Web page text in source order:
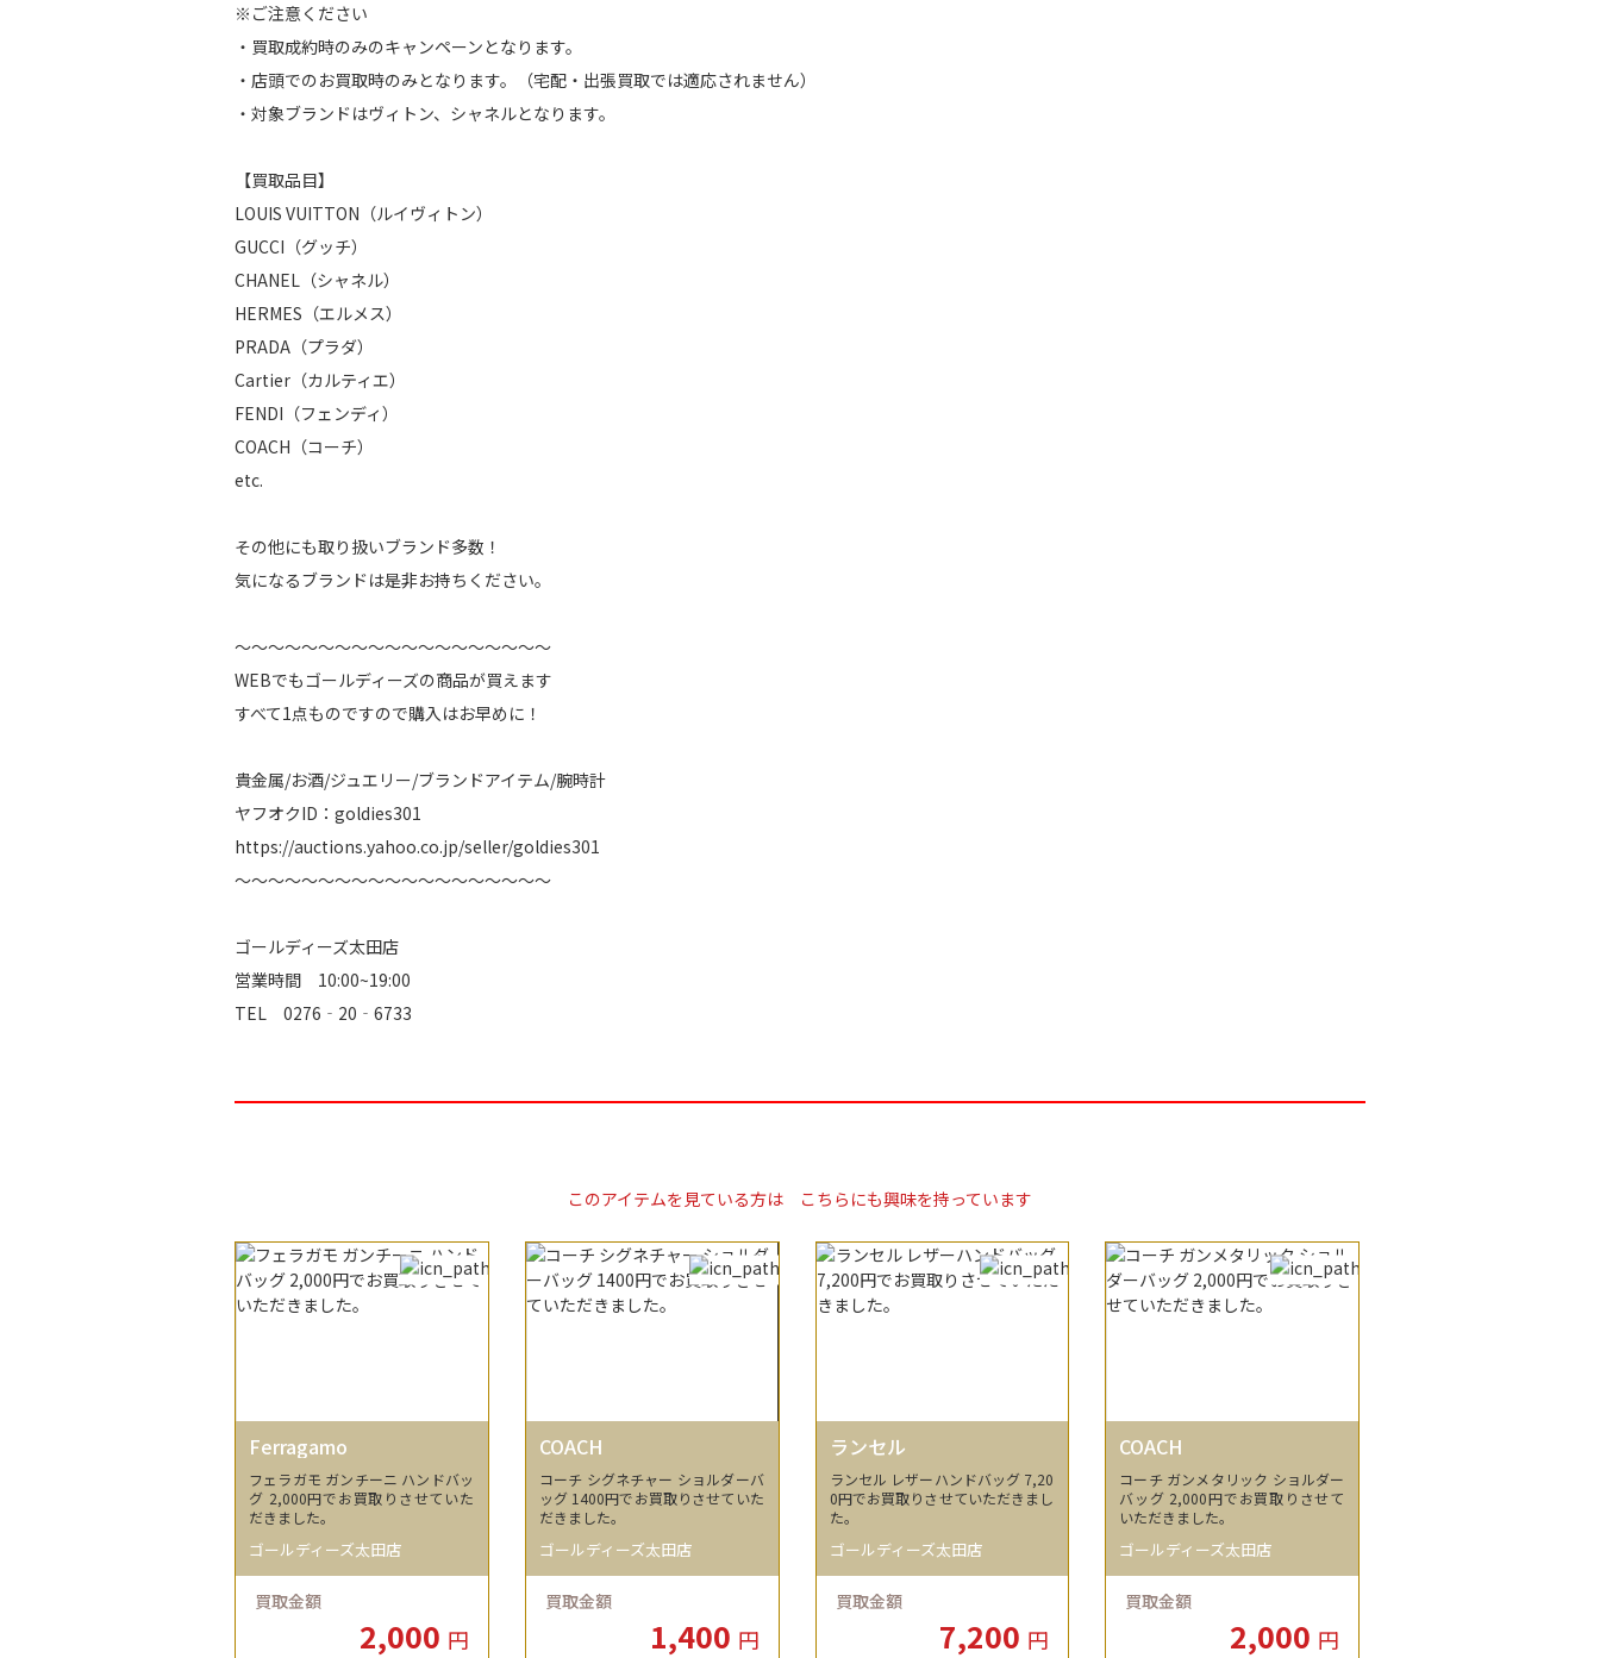
※ご注意ください
・買取成約時のみのキャンペーンとなります。
・店頭でのお買取時のみとなります。（宅配・出張買取では適応されません）
・対象ブランドはヴィトン、シャネルとなります。
【買取品目】
LOUIS VUITTON（ルイヴィトン）
GUCCI（グッチ）
CHANEL（シャネル）
HERMES（エルメス）
PRADA（プラダ）
Cartier（カルティエ）
FENDI（フェンディ）
COACH（コーチ）
etc.
その他にも取り扱いブランド多数！
気になるブランドは是非お持ちください。
～～～～～～～～～～～～～～～～～～～
WEBでもゴールディーズの商品が買えます
すべて1点ものですので購入はお早めに！
貴金属/お酒/ジュエリー/ブランドアイテム/腕時計
ヤフオクID：goldies301
https://auctions.yahoo.co.jp/seller/goldies301
～～～～～～～～～～～～～～～～～～～
ゴールディーズ太田店
営業時間 10:00~19:00
TEL 0276‐20‐6733
このアイテムを見ている方は こちらにも興味を持っています
Ferragamo
フェラガモ ガンチーニ ハンドバッ
グ 2,000円でお買取りさせていた
だきました。
ゴールディーズ太田店
買取金額
2,000 円
COACH
コーチ シグネチャー ショルダーバ
ッグ 1400円でお買取りさせていた
だきました。
ゴールディーズ太田店
買取金額
1,400 円
ランセル
ランセル レザーハンドバッグ 7,20
0円でお買取りさせていただきまし
た。
ゴールディーズ太田店
買取金額
7,200 円
COACH
コーチ ガンメタリック ショルダー
バッグ 2,000円でお買取りさせて
いただきました。
ゴールディーズ太田店
買取金額
2,000 円